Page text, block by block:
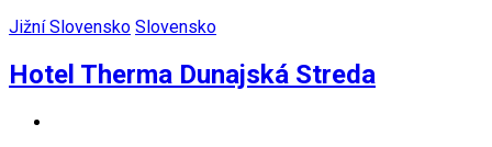
Jižní Slovensko Slovensko
Hotel Therma Dunajská Streda